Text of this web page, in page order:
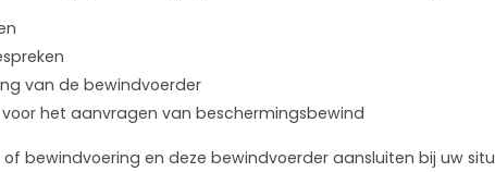
van de bewindvoerder
het aanvragen van beschermingsbewind
bewindvoering en deze bewindvoerder aansluiten bij uw